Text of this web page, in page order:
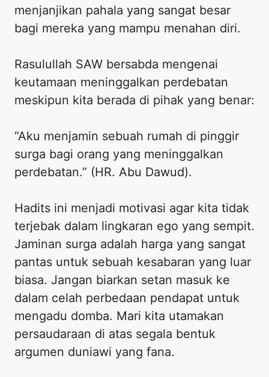
menjanjikan pahala yang sangat besar
bagi mereka yang mampu menahan diri.
Rasulullah SAW bersabda mengenai
keutamaan meninggalkan perdebatan
meskipun kita berada di pihak yang benar:
“Aku menjamin sebuah rumah di pinggir
surga bagi orang yang meninggalkan
perdebatan.” (HR. Abu Dawud).
Hadits ini menjadi motivasi agar kita tidak
terjebak dalam lingkaran ego yang sempit.
Jaminan surga adalah harga yang sangat
pantas untuk sebuah kesabaran yang luar
biasa. Jangan biarkan setan masuk ke
dalam celah perbedaan pendapat untuk
mengadu domba. Mari kita utamakan
persaudaraan di atas segala bentuk
argumen duniawi yang fana.